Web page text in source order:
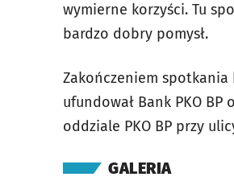
wymierne korzyści. Tu
bardzo dobry pomysł.
Zakończeniem
ufundował Bank PKO BP
oddziale PKO BP przy
GALERIA